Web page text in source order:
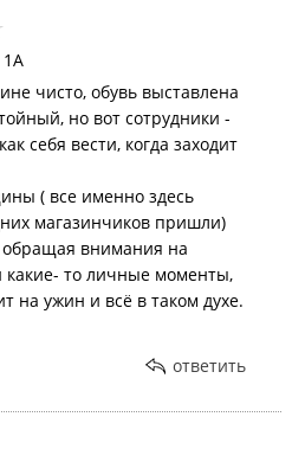
1А
чисто, обувь выставлена
но вот сотрудники -
себя вести, когда заходит
( все именно здесь
магазинчиков пришли)
обращая внимания на
какие- то личные моменты,
на ужин и всё в таком духе.
ответить